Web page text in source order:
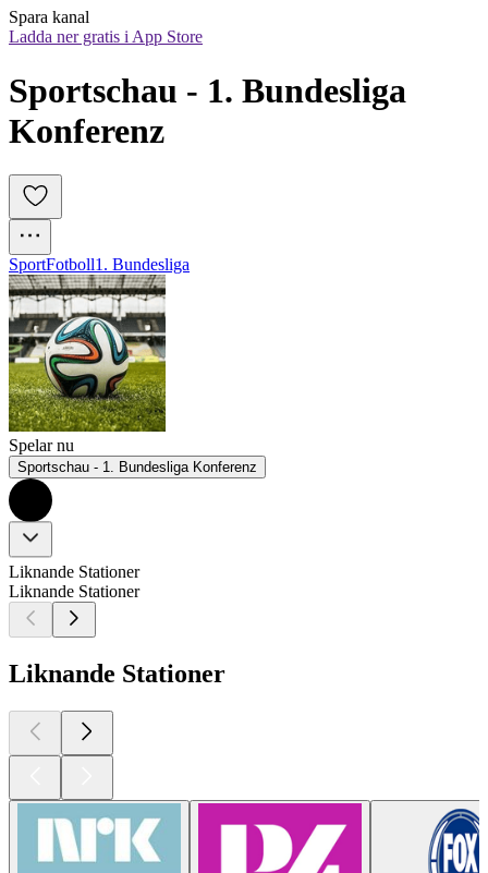
Spara kanal
Ladda ner gratis i App Store
Sportschau - 1. Bundesliga
Konferenz
SportFotboll1. Bundesliga
Spelar nu
Sportschau - 1. Bundesliga Konferenz
Liknande Stationer
Liknande Stationer
Liknande Stationer